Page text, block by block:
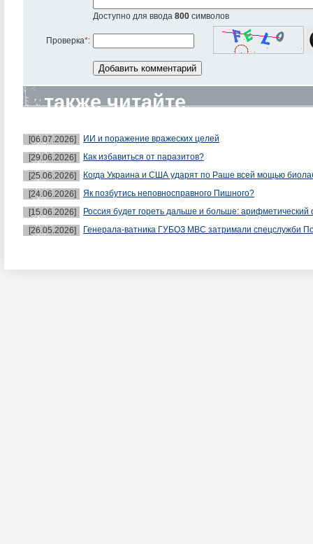
Доступно для ввода 800 символов
Проверка*:
также читайте
[06.07.2026]
ИИ и поражение вражеских целей
[29.06.2026]
Как избавиться от паразитов?
[25.06.2026]
Когда Украина и США ударят по Раше всей мощью
[24.06.2026]
Як позбутись неповносправного Пишного?
[15.06.2026]
Россия будет гореть дальше и больше: арифметический
[26.05.2026]
Генерала-ватника ГУБОЗ МВС затримали спецслужби